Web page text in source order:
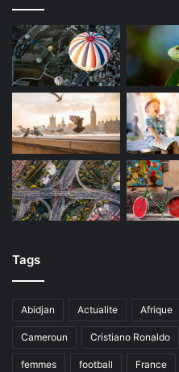
Tags
Abidjan Actualite Afrique
Cameroun Cristiano Ronaldo
femmes football France